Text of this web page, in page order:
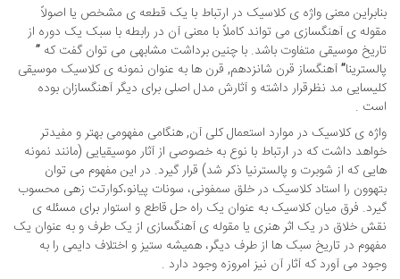
بنابراین معنی واژه ی کلاسیک در ارتباط با یک قطعه ی مشخص یا اصولاً
مقوله ی آهنگسازی می تواند کاملاً با معنی آن در رابطه با سبک یک دوره از
تاریخ موسیقی متفاوت باشد. با چنین برداشت مشابهی می توان گفت که ”
پالسترینا” آهنگساز قرن شانزدهم, قرن ها به عنوان نمونه ی کلاسیک موسیقی
کلیسایی مد نظرقرار داشته و آثارش مدل اصلی برای دیگر آهنگسازان بوده
است .
واژه ی کلاسیک در موارد استعمال کلی آن, هنگامی مفهومی بهتر و مفیدتر
خواهد داشت که در ارتباط با نوع به خصوصی از آثار موسیقیایی (مانند نمونه
هایی که از شوبرت و پالسترنیا ذکر شد) قرار گیرد. در این مفهوم می توان
بتهوون را استاد کلاسیک در خلق سمفونی، سونات پیانو،کوارتت زهی محسوب
گیرد. فرق میان کلاسیک به عنوان یک راه حل قاطع و استوار برای مسئله ی
نقش خلاق در یک اثر هنری یا مقوله ی آهنگسازی از یک طرف و به عنوان یک
مفهوم در تاریخ سبک ها از طرف دیگر، همیشه ستیز و اختلاف دایمی را به
وجود می آورد که آثار آن نیز امروزه وجود دارد .